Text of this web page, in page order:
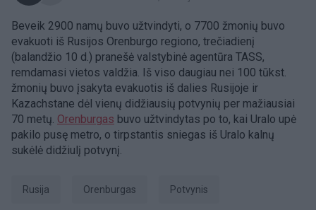
Beveik 2900 namų buvo užtvindyti, o 7700 žmonių buvo
evakuoti iš Rusijos Orenburgo regiono, trečiadienį
(balandžio 10 d.) pranešė valstybinė agentūra TASS,
remdamasi vietos valdžia. Iš viso daugiau nei 100 tūkst.
žmonių buvo įsakyta evakuotis iš dalies Rusijoje ir
Kazachstane dėl vienų didžiausių potvynių per mažiausiai
70 metų. Orenburgas buvo užtvindytas po to, kai Uralo upė
pakilo pusę metro, o tirpstantis sniegas iš Uralo kalnų
sukėlė didžiulį potvynį.
Rusija Orenburgas potvynis